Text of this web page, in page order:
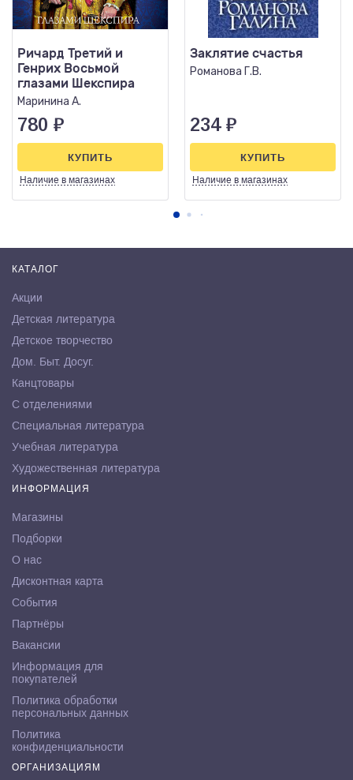
Ричард Третий и
Генрих Восьмой
глазами Шекспира
Маринина А.
780 ₽
Наличие в магазинах
КУПИТЬ
Заклятие счастья
Романова Г.В.
234 ₽
Наличие в магазинах
КУПИТЬ
КАТАЛОГ
Акции
Детская литература
Детское творчество
Дом. Быт. Досуг.
Канцтовары
С отделениями
Специальная литература
Учебная литература
Художественная литература
ИНФОРМАЦИЯ
Магазины
Подборки
О нас
Дисконтная карта
События
Партнёры
Вакансии
Информация для
покупателей
Политика обработки
персональных данных
Политика
конфиденциальности
ОРГАНИЗАЦИЯМ